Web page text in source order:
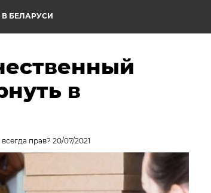
БЕЛАРУСИ
в
прав? 20/07/2021